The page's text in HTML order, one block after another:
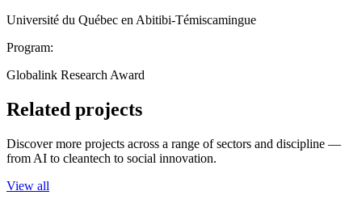
Université du Québec en Abitibi-Témiscamingue
Program:
Globalink Research Award
Related projects
Discover more projects across a range of sectors and discipline —
from AI to cleantech to social innovation.
View all